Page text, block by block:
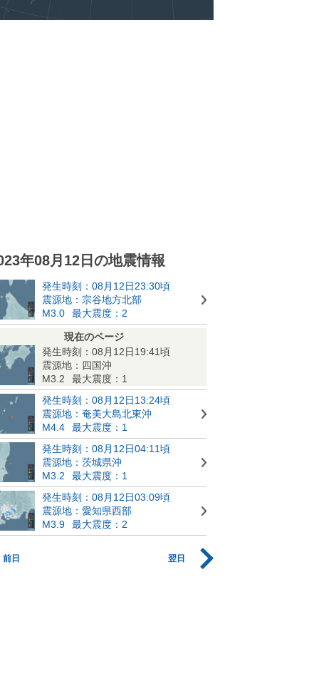
年08月12日の地震情報
発生時刻：08月12日23:30頃
震源地：宗谷地方北部
M3.0
最大震度：2
現在のページ
発生時刻：08月12日19:41頃
震源地：四国沖
M3.2
最大震度：1
発生時刻：08月12日13:24頃
震源地：奄美大島北東沖
M4.4
最大震度：1
発生時刻：08月12日04:11頃
震源地：茨城県沖
M3.2
最大震度：1
発生時刻：08月12日03:09頃
震源地：愛知県西部
M3.9
最大震度：2
前日 翌日